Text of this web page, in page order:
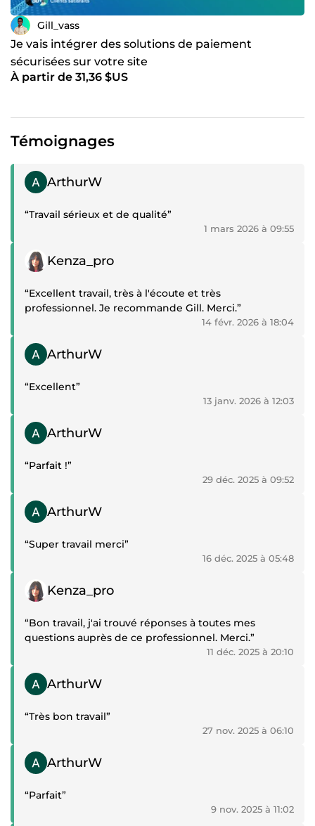
Gill_vass
Je vais intégrer des solutions de paiement
sécurisées sur votre site
À partir de 31,36 $US
Témoignages
Témoignage positif
ArthurW
“Travail sérieux et de qualité”
1 mars 2026 à 09:55
Témoignage positif
Kenza_pro
“Excellent travail, très à l'écoute et très
professionnel. Je recommande Gill. Merci.”
14 févr. 2026 à 18:04
Témoignage positif
ArthurW
“Excellent”
13 janv. 2026 à 12:03
Témoignage positif
ArthurW
“Parfait !”
29 déc. 2025 à 09:52
Témoignage positif
ArthurW
“Super travail merci”
16 déc. 2025 à 05:48
Témoignage positif
Kenza_pro
“Bon travail, j'ai trouvé réponses à toutes mes
questions auprès de ce professionnel. Merci.”
11 déc. 2025 à 20:10
Témoignage positif
ArthurW
“Très bon travail”
27 nov. 2025 à 06:10
Témoignage positif
ArthurW
“Parfait”
9 nov. 2025 à 11:02